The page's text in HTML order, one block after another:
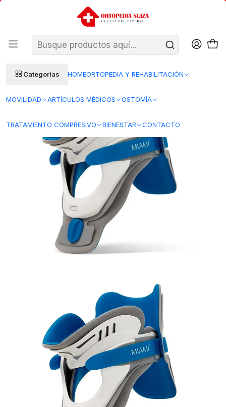
Categorías HOMEORTOPEDIA Y REHABILITACIÓN
MOVILIDAD ARTÍCULOS MÉDICOS OSTOMÍA
TRATAMIENTO COMPRESIVO BIENESTAR CONTACTO
SANTIAGO: ENTREGA AL DÍA HÁBIL SIGUIENTE (L–V)
REGIONES 48–72 HORAS HÁBILES
Cuerpo Cuello Collar Cervical Miami - Blunding